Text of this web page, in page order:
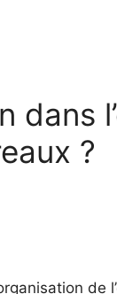
?